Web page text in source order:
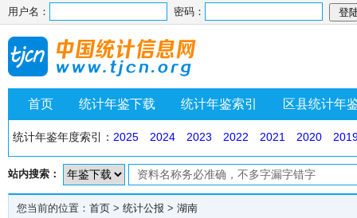
用户名： 密码：
首页 统计年鉴下载 统计年鉴索引 区县统计年
统计年鉴年度索引： 2025 2024 2023 2022 2021 2020
站内搜索：
您当前的位置： 首页 > 统计公报 > 湖南